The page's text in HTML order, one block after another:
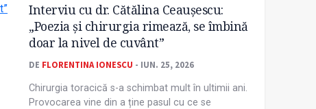
Interviu cu dr. Cătălina Ceaușescu:
„Poezia și chirurgia rimează, se îmbină
doar la nivel de cuvânt”
DE FLORENTINA IONESCU - IUN. 25, 2026
Chirurgia toracică s-a schimbat mult în ultimii ani.
Provocarea vine din a ține pasul cu ce se